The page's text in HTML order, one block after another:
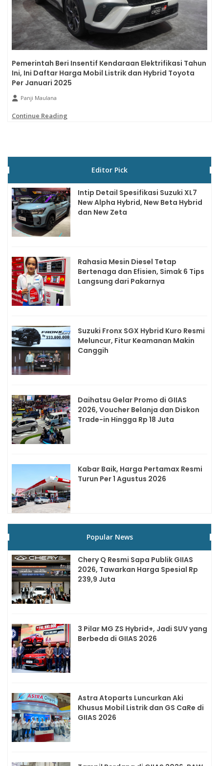
Pemerintah Beri Insentif Kendaraan Elektrifikasi Tahun
Ini, Ini Daftar Harga Mobil Listrik dan Hybrid Toyota
Per Januari 2025
Panji Maulana
Continue Reading
Editor Pick
Intip Detail Spesifikasi Suzuki XL7
New Alpha Hybrid, New Beta Hybrid
dan New Zeta
Rahasia Mesin Diesel Tetap
Bertenaga dan Efisien, Simak 6 Tips
Langsung dari Pakarnya
Suzuki Fronx SGX Hybrid Kuro Resmi
Meluncur, Fitur Keamanan Makin
Canggih
Daihatsu Gelar Promo di GIIAS
2026, Voucher Belanja dan Diskon
Trade-in Hingga Rp 18 Juta
Kabar Baik, Harga Pertamax Resmi
Turun Per 1 Agustus 2026
Popular News
Chery Q Resmi Sapa Publik GIIAS
2026, Tawarkan Harga Spesial Rp
239,9 Juta
3 Pilar MG ZS Hybrid+, Jadi SUV yang
Berbeda di GIIAS 2026
Astra Atoparts Luncurkan Aki
Khusus Mobil Listrik dan GS CaRe di
GIIAS 2026